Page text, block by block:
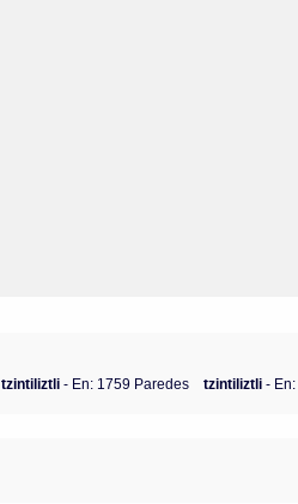
tzintiliztli- En: 1759 Paredes tzintiliztli-